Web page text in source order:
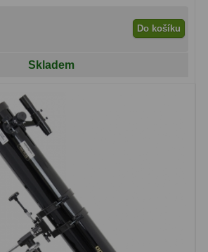
Do košíku
Skladem